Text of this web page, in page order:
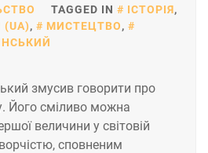
TAGGED IN ІСТОРІЯ,
, МИСТЕЦТВО,
змусив говорити про
Його сміливо можна
величини у світовій
сповненим